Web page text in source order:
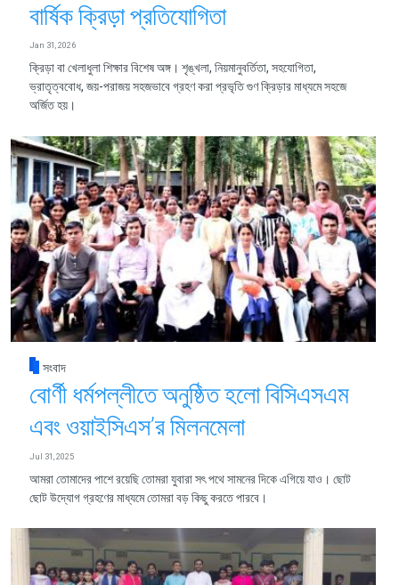
বার্ষিক ক্রিড়া প্রতিযোগিতা
Jan 31, 2026
ক্রিড়া বা খেলাধুলা শিক্ষার বিশেষ অঙ্গ। শৃঙ্খলা, নিয়মানুবর্তিতা, সহযোগিতা,
ভ্রাতৃত্ববোধ, জয়-পরাজয় সহজভাবে গ্রহণ করা প্রভৃতি গুণ ক্রিড়ার মাধ্যমে সহজে
অর্জিত হয়।
সংবাদ
বোর্ণী ধর্মপল্লীতে অনুষ্ঠিত হলো বিসিএসএম
এবং ওয়াইসিএস’র মিলনমেলা
Jul 31, 2025
আমরা তোমাদের পাশে রয়েছি তোমরা যুবারা সৎ পথে সামনের দিকে এগিয়ে যাও। ছোট
ছোট উদ্যোগ গ্রহণের মাধ্যমে তোমরা বড় কিছু করতে পারবে।